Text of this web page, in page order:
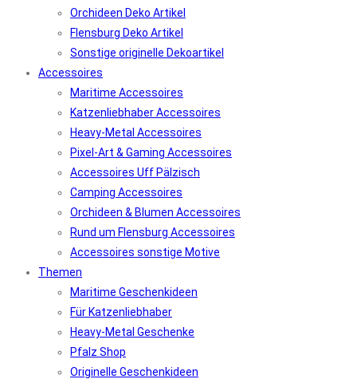
Orchideen Deko Artikel
Flensburg Deko Artikel
Sonstige originelle Dekoartikel
Accessoires
Maritime Accessoires
Katzenliebhaber Accessoires
Heavy-Metal Accessoires
Pixel-Art & Gaming Accessoires
Accessoires Uff Pälzisch
Camping Accessoires
Orchideen & Blumen Accessoires
Rund um Flensburg Accessoires
Accessoires sonstige Motive
Themen
Maritime Geschenkideen
Für Katzenliebhaber
Heavy-Metal Geschenke
Pfalz Shop
Originelle Geschenkideen